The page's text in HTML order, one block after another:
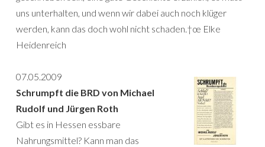
uns unterhalten, und wenn wir dabei auch noch klüger
werden, kann das doch wohl nicht schaden.†œ Elke
Heidenreich
07.05.2009
Schrumpft die BRD von Michael
Rudolf und Jürgen Roth
Gibt es in Hessen essbare
Nahrungsmittel? Kann man das